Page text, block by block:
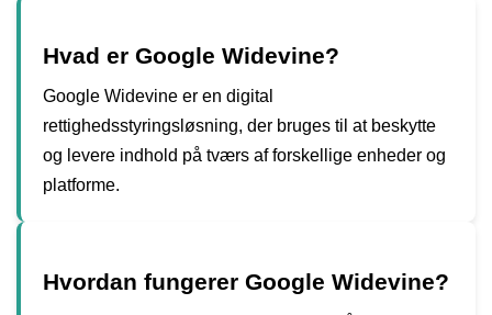
Hvad er Google Widevine?
Google Widevine er en digital
rettighedsstyringsløsning, der bruges til at beskytte
og levere indhold på tværs af forskellige enheder og
platforme.
Hvordan fungerer Google Widevine?